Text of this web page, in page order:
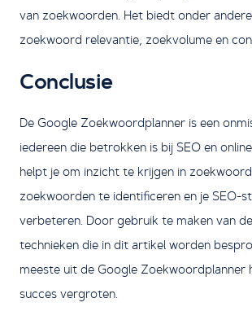
van zoekwoorden. Het biedt onder
zoekwoord relevantie, zoekvolume en
Conclusie
De Google Zoekwoordplanner is een
iedereen die betrokken is bij SEO en
helpt je om inzicht te krijgen in
zoekwoorden te identificeren en je SEO-
verbeteren. Door gebruik te maken van
technieken die in dit artikel worden
meeste uit de Google Zoekwoordplanner
succes vergroten.